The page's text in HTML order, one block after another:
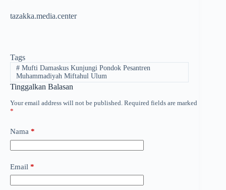
tazakka.media.center
Tags
#Mufti Damaskus Kunjungi Pondok Pesantren
Muhammadiyah Miftahul Ulum
Tinggalkan Balasan
Your email address will not be published. Required fields are marked
*
Nama *
Email *